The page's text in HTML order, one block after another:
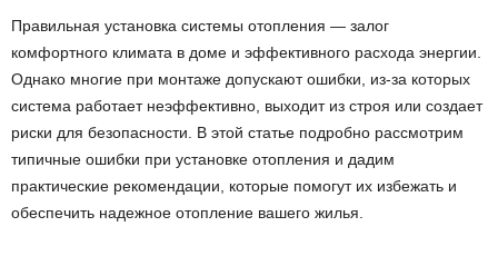
Правильная установка системы отопления — залог
комфортного климата в доме и эффективного расхода энергии.
Однако многие при монтаже допускают ошибки, из-за которых
система работает неэффективно, выходит из строя или создает
риски для безопасности. В этой статье подробно рассмотрим
типичные ошибки при установке отопления и дадим
практические рекомендации, которые помогут их избежать и
обеспечить надежное отопление вашего жилья.